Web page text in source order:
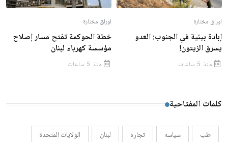
اوراق مختارة
إبادة بيئية في الجنوب: العدو
يسرق الزيتون!
منذ 5 ساعات
اوراق مختارة
خطة الحوكمة تفتح مسار إصلاح
مؤسسة كهرباء لبنان
منذ 5 ساعات
كلمات المفتاحية
طب سياسه تجاره لبنان
الولايات المتحدة